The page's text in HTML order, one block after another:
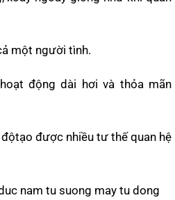
một người tình.
động dài hơi và thỏa mãn
được nhiều tư thế quan hệ